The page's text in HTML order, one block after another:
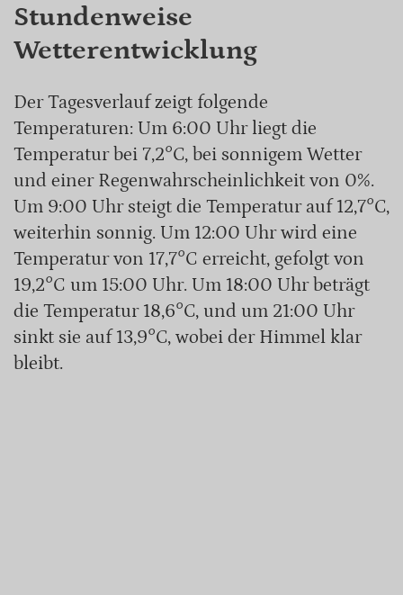
Stundenweise
Wetterentwicklung
Der Tagesverlauf zeigt folgende
Temperaturen: Um 6:00 Uhr liegt die
Temperatur bei 7,2°C, bei sonnigem Wetter
und einer Regenwahrscheinlichkeit von 0%.
Um 9:00 Uhr steigt die Temperatur auf 12,7°C,
weiterhin sonnig. Um 12:00 Uhr wird eine
Temperatur von 17,7°C erreicht, gefolgt von
19,2°C um 15:00 Uhr. Um 18:00 Uhr beträgt
die Temperatur 18,6°C, und um 21:00 Uhr
sinkt sie auf 13,9°C, wobei der Himmel klar
bleibt.